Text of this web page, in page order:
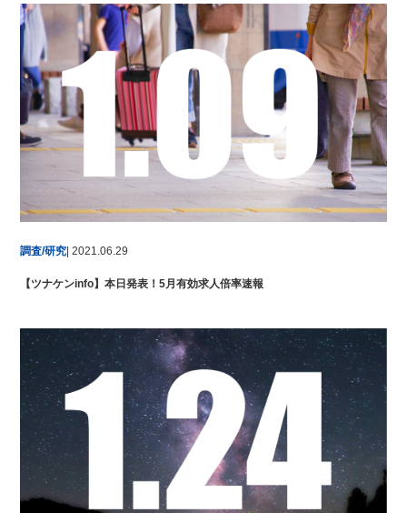
調査/研究 | 2021.06.29
【ツナケンinfo】本日発表！5月有効求人倍率速報